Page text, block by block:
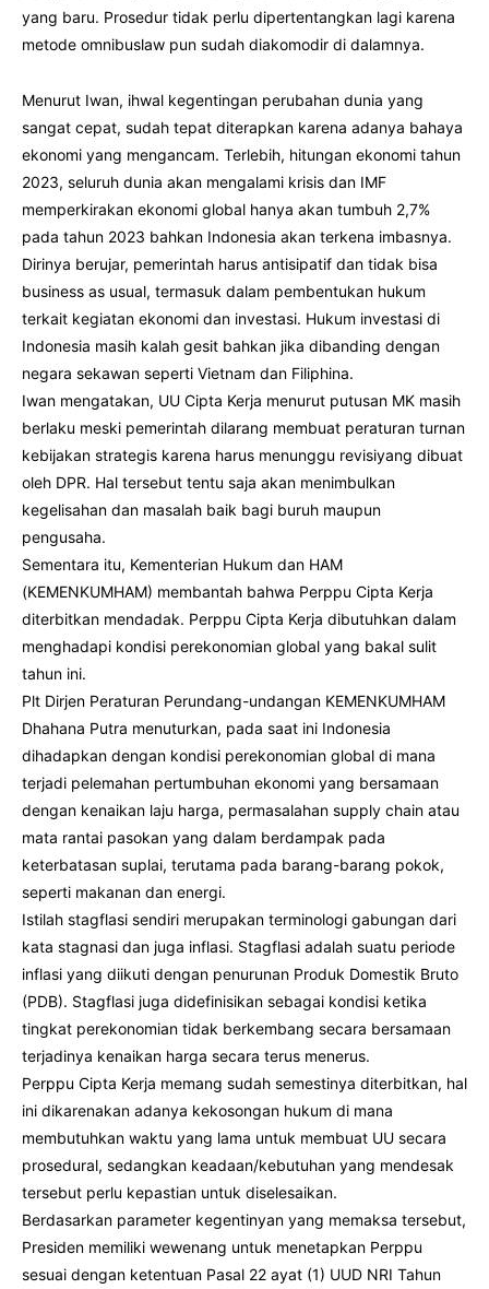
yang baru. Prosedur tidak perlu dipertentangkan lagi karena
metode omnibuslaw pun sudah diakomodir di dalamnya.
Menurut Iwan, ihwal kegentingan perubahan dunia yang
sangat cepat, sudah tepat diterapkan karena adanya bahaya
ekonomi yang mengancam. Terlebih, hitungan ekonomi tahun
2023, seluruh dunia akan mengalami krisis dan IMF
memperkirakan ekonomi global hanya akan tumbuh 2,7%
pada tahun 2023 bahkan Indonesia akan terkena imbasnya.
Dirinya berujar, pemerintah harus antisipatif dan tidak bisa
business as usual, termasuk dalam pembentukan hukum
terkait kegiatan ekonomi dan investasi. Hukum investasi di
Indonesia masih kalah gesit bahkan jika dibanding dengan
negara sekawan seperti Vietnam dan Filiphina.
Iwan mengatakan, UU Cipta Kerja menurut putusan MK masih
berlaku meski pemerintah dilarang membuat peraturan turnan
kebijakan strategis karena harus menunggu revisiyang dibuat
oleh DPR. Hal tersebut tentu saja akan menimbulkan
kegelisahan dan masalah baik bagi buruh maupun
pengusaha.
Sementara itu, Kementerian Hukum dan HAM
(KEMENKUMHAM) membantah bahwa Perppu Cipta Kerja
diterbitkan mendadak. Perppu Cipta Kerja dibutuhkan dalam
menghadapi kondisi perekonomian global yang bakal sulit
tahun ini.
Plt Dirjen Peraturan Perundang-undangan KEMENKUMHAM
Dhahana Putra menuturkan, pada saat ini Indonesia
dihadapkan dengan kondisi perekonomian global di mana
terjadi pelemahan pertumbuhan ekonomi yang bersamaan
dengan kenaikan laju harga, permasalahan supply chain atau
mata rantai pasokan yang dalam berdampak pada
keterbatasan suplai, terutama pada barang-barang pokok,
seperti makanan dan energi.
Istilah stagflasi sendiri merupakan terminologi gabungan dari
kata stagnasi dan juga inflasi. Stagflasi adalah suatu periode
inflasi yang diikuti dengan penurunan Produk Domestik Bruto
(PDB). Stagflasi juga didefinisikan sebagai kondisi ketika
tingkat perekonomian tidak berkembang secara bersamaan
terjadinya kenaikan harga secara terus menerus.
Perppu Cipta Kerja memang sudah semestinya diterbitkan, hal
ini dikarenakan adanya kekosongan hukum di mana
membutuhkan waktu yang lama untuk membuat UU secara
prosedural, sedangkan keadaan/kebutuhan yang mendesak
tersebut perlu kepastian untuk diselesaikan.
Berdasarkan parameter kegentinyan yang memaksa tersebut,
Presiden memiliki wewenang untuk menetapkan Perppu
sesuai dengan ketentuan Pasal 22 ayat (1) UUD NRI Tahun